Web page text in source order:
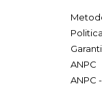
ANPC
ANPC